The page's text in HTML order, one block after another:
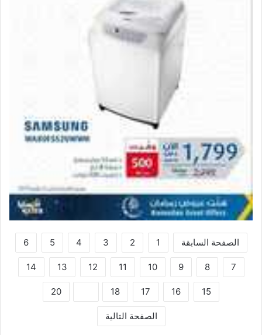
الصفحة السابقة 1
2
3
4
5
6
7
8
9
10
11
12
13
14
15
16
17
18
20
الصفحة التالية